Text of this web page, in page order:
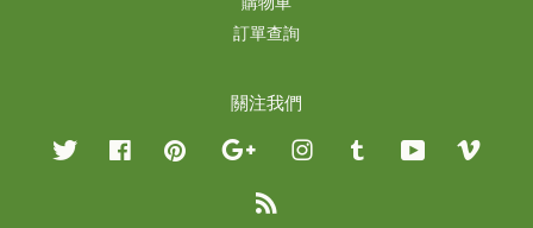
購物車
訂單查詢
關注我們
Twitter Facebook Pinterest Google InstagramTumblr YouTube